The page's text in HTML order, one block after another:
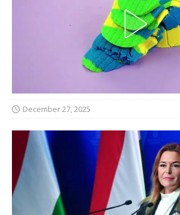
December 27, 2025